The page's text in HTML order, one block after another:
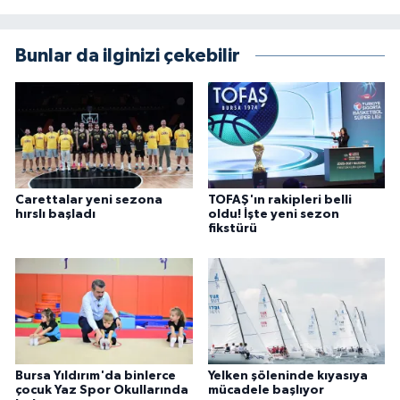
Bunlar da ilginizi çekebilir
Carettalar yeni sezona
hırslı başladı
TOFAŞ'ın rakipleri belli
oldu! İşte yeni sezon
fikstürü
Bursa Yıldırım'da binlerce
çocuk Yaz Spor Okullarında
Yelken şöleninde kıyasıya
mücadele başlıyor